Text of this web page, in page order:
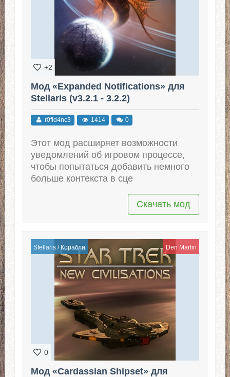
+2
Мод «Expanded Notifications» для
Stellaris (v3.2.1 - 3.2.2)
r0fld4nc3 1414 0
Этот мод расширяет возможности
уведомлений об игровом процессе,
чтобы попытаться добавить немного
больше контекста в сце
Скачать мод
Stellaris/ Корабли Den Martin
0
Мод «Cardassian Shipset» для